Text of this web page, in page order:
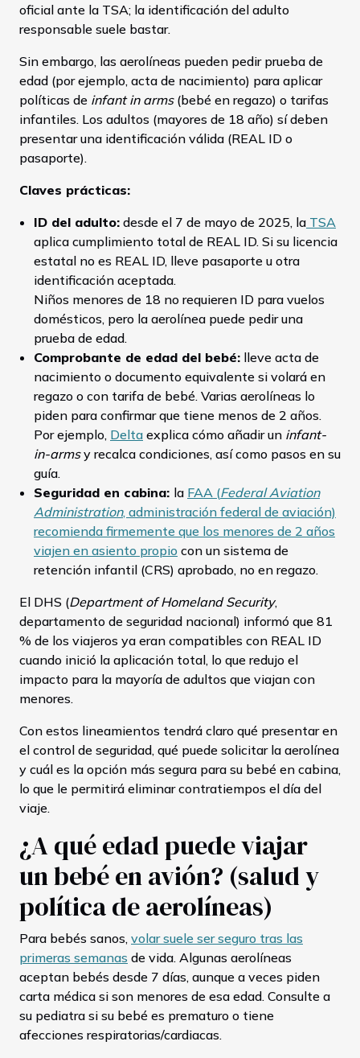
oficial ante la TSA; la identificación del adulto
responsable suele bastar.
Sin embargo, las aerolíneas pueden pedir prueba de
edad (por ejemplo, acta de nacimiento) para aplicar
políticas de infant in arms (bebé en regazo) o tarifas
infantiles. Los adultos (mayores de 18 año) sí deben
presentar una identificación válida (REAL ID o
pasaporte).
Claves prácticas:
ID del adulto: desde el 7 de mayo de 2025, la TSA
aplica cumplimiento total de REAL ID. Si su licencia
estatal no es REAL ID, lleve pasaporte u otra
identificación aceptada.
Niños menores de 18 no requieren ID para vuelos
domésticos, pero la aerolínea puede pedir una
prueba de edad.
Comprobante de edad del bebé: lleve acta de
nacimiento o documento equivalente si volará en
regazo o con tarifa de bebé. Varias aerolíneas lo
piden para confirmar que tiene menos de 2 años.
Por ejemplo, Delta explica cómo añadir un infant-
in-armsy recalca condiciones, así como pasos en su
guía.
Seguridad en cabina: la FAA (Federal Aviation
Administration, administración federal de aviación)
recomienda firmemente que los menores de 2 años
viajen en asiento propio con un sistema de
retención infantil (CRS) aprobado, no en regazo.
El DHS (Department of Homeland Security,
departamento de seguridad nacional) informó que 81
% de los viajeros ya eran compatibles con REAL ID
cuando inició la aplicación total, lo que redujo el
impacto para la mayoría de adultos que viajan con
menores.
Con estos lineamientos tendrá claro qué presentar en
el control de seguridad, qué puede solicitar la aerolínea
y cuál es la opción más segura para su bebé en cabina,
lo que le permitirá eliminar contratiempos el día del
viaje.
¿A qué edad puede viajar
un bebé en avión? (salud y
política de aerolíneas)
Para bebés sanos, volar suele ser seguro tras las
primeras semanas de vida. Algunas aerolíneas
aceptan bebés desde 7 días, aunque a veces piden
carta médica si son menores de esa edad. Consulte a
su pediatra si su bebé es prematuro o tiene
afecciones respiratorias/cardiacas.